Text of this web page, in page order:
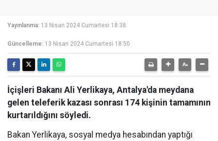
Yayınlanma: 13 Nisan 2024 Cumartesi 18:38
Güncelleme: 13 Nisan 2024 Cumartesi 18:50
İçişleri Bakanı Ali Yerlikaya, Antalya'da meydana
gelen teleferik kazası sonrası 174 kişinin tamamının
kurtarıldığını söyledi.
Bakan Yerlikaya, sosyal medya hesabından yaptığı